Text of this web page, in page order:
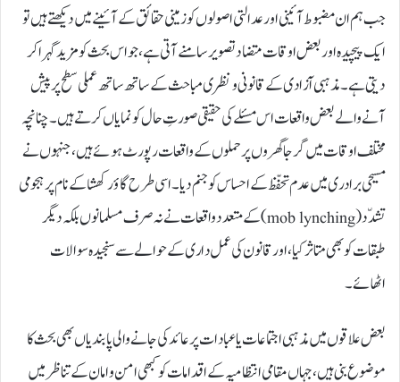
جب ہم ان مضبوط آئینی اور عدالتی اصولوں کو زمینی حقائق کے آئینے میں دیکھتے ہیں تو
ایک پیچیدہ اور بعض اوقات متضاد تصویر سامنے آتی ہے، جو اس بحث کو مزید گہرا کر
دیتی ہے۔ مذہبی آزادی کے قانونی و نظری مباحث کے ساتھ ساتھ عملی سطح پر پیش
آنے والے بعض واقعات اس مسئلے کی حقیقی صورتِ حال کو نمایاں کرتے ہیں۔ چنانچہ
مختلف اوقات میں گرجا گھروں پر حملوں کے واقعات رپورٹ ہوئے ہیں، جنہوں نے
مسیحی برادری میں عدم تحفّظ کے احساس کو جنم دیا۔ اسی طرح گاؤ رکھشا کے نام پر ہجومی
تشدّد (mob lynching) کے متعدد واقعات نے نہ صرف مسلمانوں بلکہ دیگر
طبقات کو بھی متاثر کیا، اور قانون کی عمل داری کے حوالے سے سنجیدہ سوالات
اٹھائے۔
بعض علاقوں میں مذہبی اجتماعات یا عبادات پر عائد کی جانے والی پابندیاں بھی بحث کا
موضوع بنی ہیں، جہاں مقامی انتظامیہ کے اقدامات کو کبھی امن و امان کے تناظر میں